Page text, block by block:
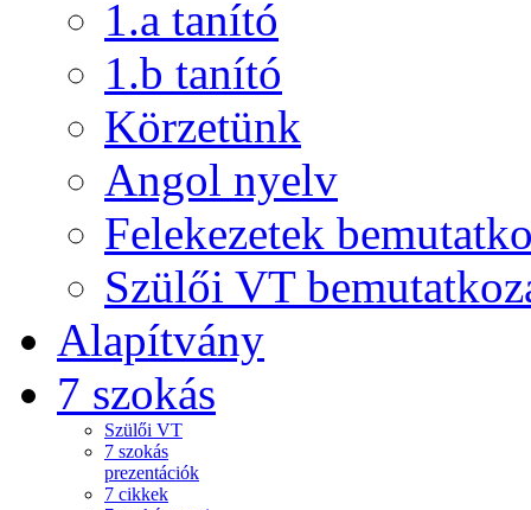
1.a tanító
1.b tanító
Körzetünk
Angol nyelv
Felekezetek
Szülői VT
Alapítvány
7 szokás
Szülői VT
7 szokás
prezentációk
7 cikkek